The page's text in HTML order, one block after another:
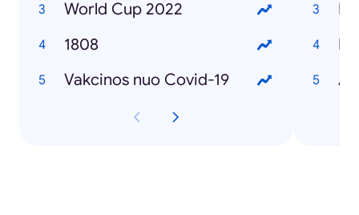
World Cup 2022
1808
Vakcinos nuo Covid-19